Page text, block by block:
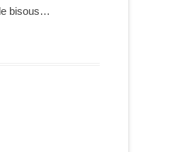
bisous…